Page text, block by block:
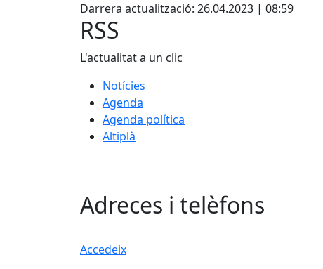
Darrera actualització: 26.04.2023 | 08:59
RSS
L'actualitat a un clic
Notícies
Agenda
Agenda política
Altiplà
Adreces i telèfons
Accedeix